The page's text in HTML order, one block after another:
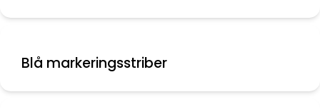
Blå markeringsstriber